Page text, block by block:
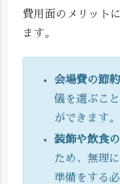
費用面のメリット
ます。
会場費の節約
儀を選ぶこ
ができます。
装飾や飲食
ため、無理
準備をする